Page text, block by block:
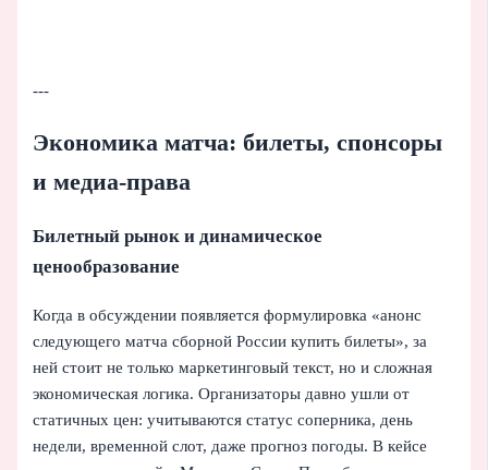
---
Экономика матча: билеты, спонсоры
и медиа-права
Билетный рынок и динамическое
ценообразование
Когда в обсуждении появляется формулировка «анонс
следующего матча сборной России купить билеты», за
ней стоит не только маркетинговый текст, но и сложная
экономическая логика. Организаторы давно ушли от
статичных цен: учитываются статус соперника, день
недели, временной слот, даже прогноз погоды. В кейсе